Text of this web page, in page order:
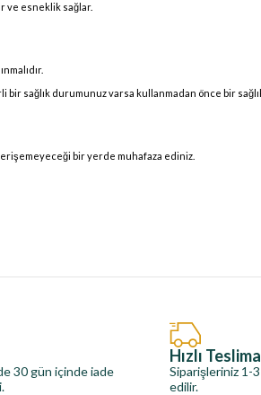
ve esneklik sağlar.
sağlık durumunuz varsa kullanmadan önce bir sağlık
erişemeyeceği bir yerde muhafaza ediniz.
30 gün içinde iade
Hızlı
Siparişleriniz 1-
edilir.